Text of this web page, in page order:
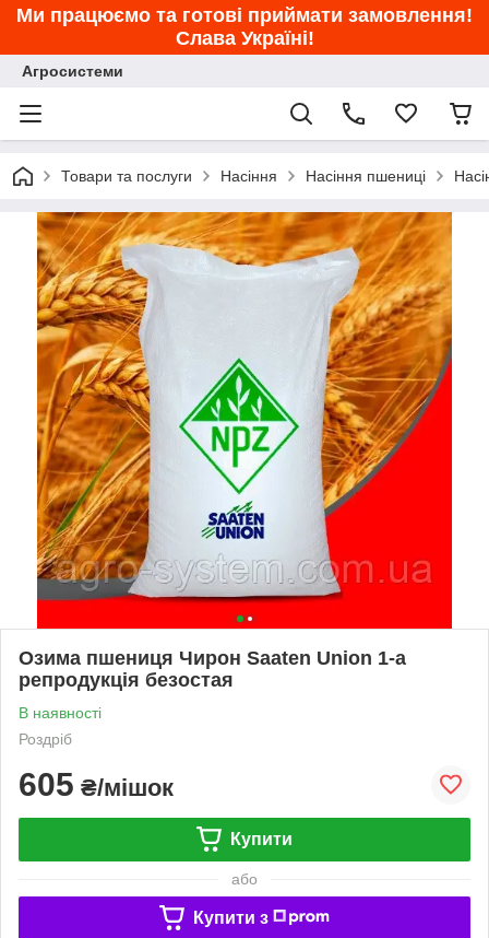
Ми працюємо та готові приймати замовлення!
Слава Україні!
Агросистеми
Товари та послуги Насіння Насіння пшениці
Озима пшениця Чирон Saaten Union 1-а
репродукція безостая
В наявності
Роздріб
605 ₴/мішок
Купити
або
Купити з